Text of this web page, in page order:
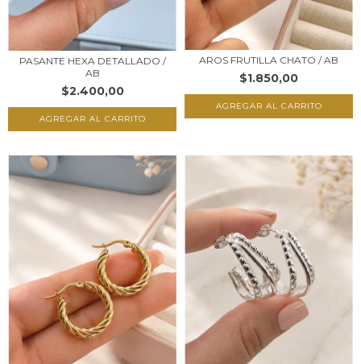
PASANTE HEXA DETALLADO /
AB
$2.400,00
AROS FRUTILLA CHATO / AB
$1.850,00